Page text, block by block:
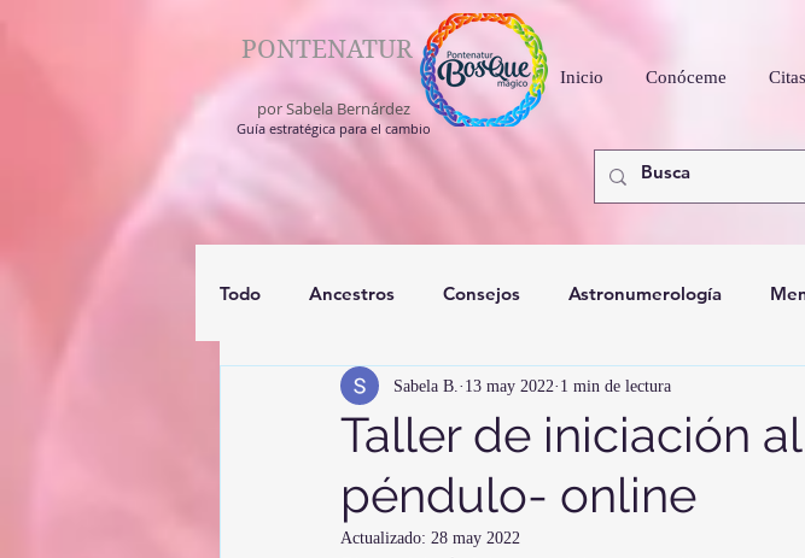
PONTENATUR
por Sabela Bernárdez
Guía estratégica para el cambio
Inicio Conóceme Citas
Todo Ancestros Consejos Astronumerología
registros akashico mediumnidad
Taller de iniciación
péndulo- online
Sabela B. 13 may 2022 1 min de lectura
Actualizado: 28 may 2022